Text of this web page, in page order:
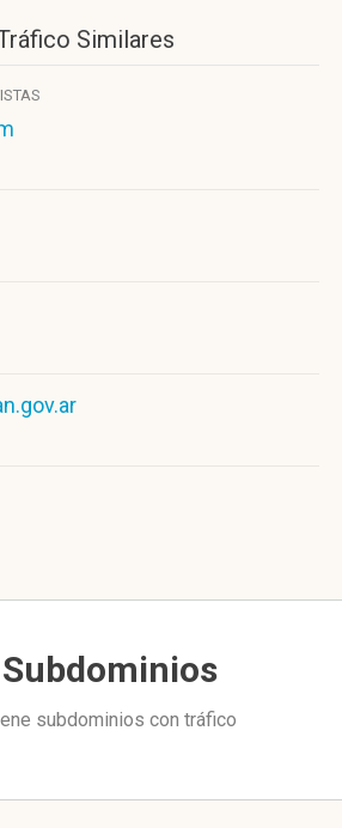
Similares
subdominios con tráfico